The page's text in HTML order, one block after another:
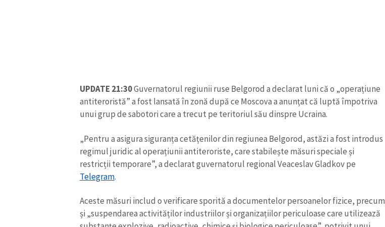
UPDATE 21:30Guvernatorul regiunii ruse Belgorod a declarat luni că o „operațiune
antiteroristă” a fost lansată în zonă după ce Moscova a anunțat că luptă împotriva
unui grup de sabotori care a trecut pe teritoriul său dinspre Ucraina.
„Pentru a asigura siguranța cetățenilor din regiunea Belgorod, astăzi a fost introdus
regimul juridic al operațiunii antiteroriste, care stabilește măsuri speciale și
restricții temporare”, a declarat guvernatorul regional Veaceslav Gladkov pe
Telegram.
Aceste măsuri includ o verificare sporită a documentelor persoanelor fizice, precum
și „suspendarea activităților industriilor și organizațiilor periculoase care utilizează